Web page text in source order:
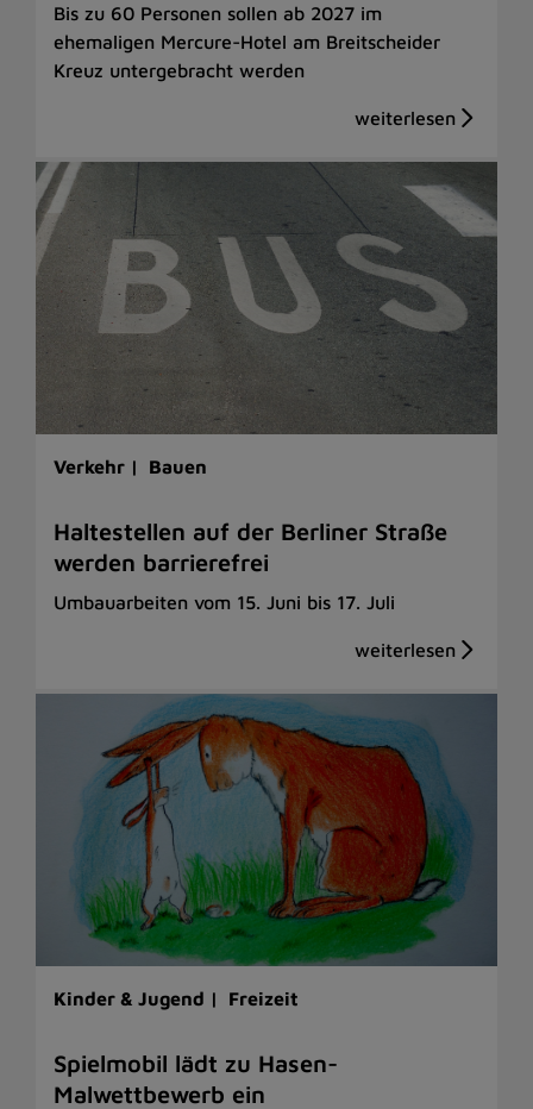
Bis zu 60 Personen sollen ab 2027 im
ehemaligen Mercure-Hotel am Breitscheider
Kreuz untergebracht werden
Verkehr | Bauen
Haltestellen auf der Berliner Straße
werden barrierefrei
Umbauarbeiten vom 15. Juni bis 17. Juli
Kinder & Jugend | Freizeit
Spielmobil lädt zu Hasen-
Malwettbewerb ein